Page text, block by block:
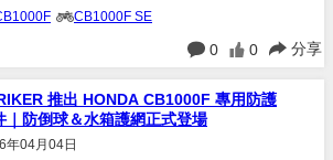
0 0 分享
推出 HONDA CB1000F 專用防護
｜防倒球＆水箱護網正式登場
年04月04日